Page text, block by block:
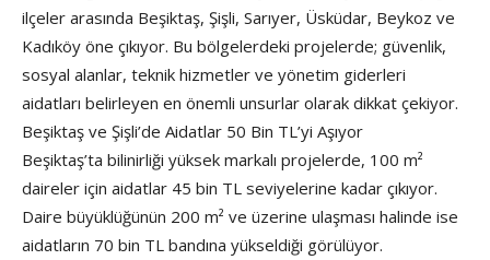
ilçeler arasında Beşiktaş, Şişli, Sarıyer, Üsküdar, Beykoz ve
Kadıköy öne çıkıyor. Bu bölgelerdeki projelerde; güvenlik,
sosyal alanlar, teknik hizmetler ve yönetim giderleri
aidatları belirleyen en önemli unsurlar olarak dikkat çekiyor.
Beşiktaş ve Şişli’de Aidatlar 50 Bin TL’yi Aşıyor
Beşiktaş’ta bilinirliği yüksek markalı projelerde, 100 m²
daireler için aidatlar 45 bin TL seviyelerine kadar çıkıyor.
Daire büyüklüğünün 200 m² ve üzerine ulaşması halinde ise
aidatların 70 bin TL bandına yükseldiği görülüyor.